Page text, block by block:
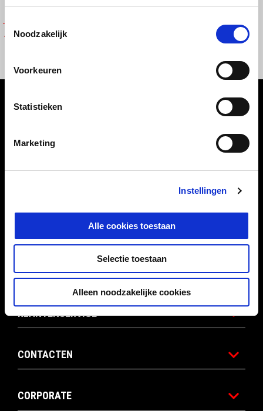
Toestemmingsselectie
Noodzakelijk
Voorkeuren
Statistieken
Marketing
Instellingen
Alle cookies toestaan
Selectie toestaan
Alleen noodzakelijke cookies
APRILIA THROTTLE LEATHER
MODELLEN
APRILIA WORLD
KLANTENSERVICE
CONTACTEN
CORPORATE